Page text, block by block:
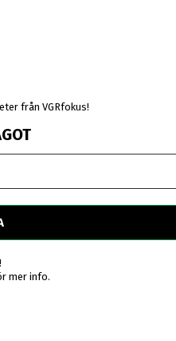
från VGRfokus!
mer info.